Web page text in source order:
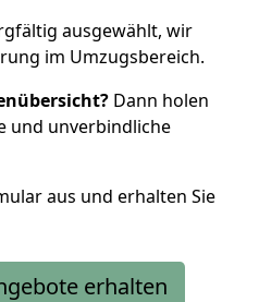
ausgewählt, wir
im Umzugsbereich.
Dann holen
und unverbindliche
aus und erhalten Sie
erhalten